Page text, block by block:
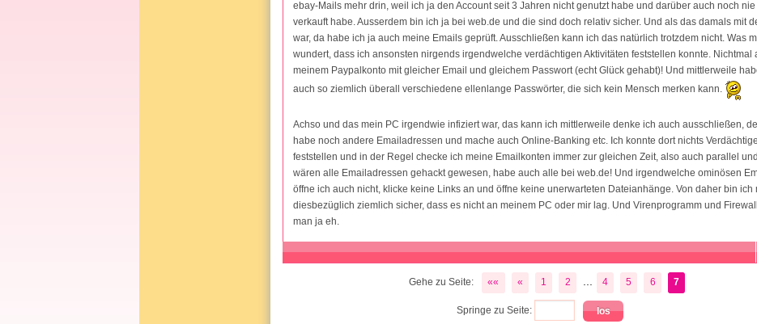
ebay-Mails mehr drin, weil ich ja den Account seit 3 Jahren nicht genutzt habe und darüber auch noch
verkauft habe. Ausserdem bin ich ja bei web.de und die sind doch relativ sicher. Und als das damals mit
war, da habe ich ja auch meine Emails geprüft. Ausschließen kann ich das natürlich trotzdem nicht. Was
wundert, dass ich ansonsten nirgends irgendwelche verdächtigen Aktivitäten feststellen konnte. Nichtmal
meinem Paypalkonto mit gleicher Email und gleichem Passwort (echt Glück gehabt)! Und mittlerweile
auch so ziemlich überall verschiedene ellenlange Passwörter, die sich kein Mensch merken kann.
Achso und das mein PC irgendwie infiziert war, das kann ich mittlerweile denke ich auch ausschließen,
habe noch andere Emailadressen und mache auch Online-Banking etc. Ich konnte dort nichts
feststellen und in der Regel checke ich meine Emailkonten immer zur gleichen Zeit, also auch parallel
wären alle Emailadressen gehackt gewesen, habe auch alle bei web.de! Und irgendwelche ominösen
öffne ich auch nicht, klicke keine Links an und öffne keine unerwarteten Dateianhänge. Von daher bin ich
diesbezüglich ziemlich sicher, dass es nicht an meinem PC oder mir lag. Und Virenprogramm und
man ja eh.
Gehe zu Seite: «« « 1 2 4 5 6 7
Springe zu Seite: